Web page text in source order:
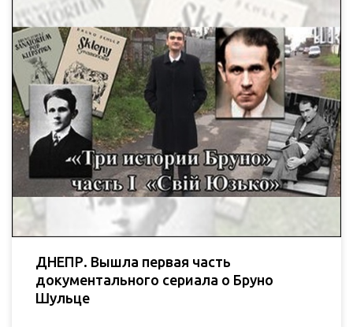
ДНЕПР. Вышла первая часть
документального сериала о Бруно
Шульце